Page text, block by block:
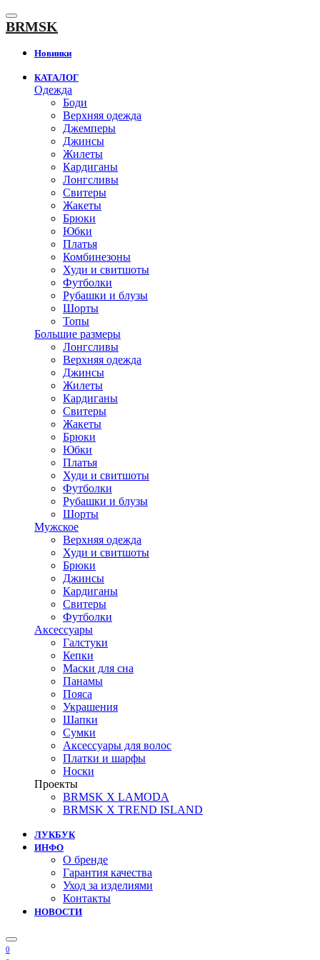
К
содержанию
BRMSK
Новинки
КАТАЛОГ
Одежда
Боди
Верхняя одежда
Джемперы
Джинсы
Жилеты
Кардиганы
Лонгсливы
Свитеры
Жакеты
Брюки
Юбки
Платья
Комбинезоны
Худи и свитшоты
Футболки
Рубашки и блузы
Шорты
Топы
Большие размеры
Лонгсливы
Верхняя одежда
Джинсы
Жилеты
Кардиганы
Свитеры
Жакеты
Брюки
Юбки
Платья
Худи и свитшоты
Футболки
Рубашки и блузы
Шорты
Мужское
Верхняя одежда
Худи и свитшоты
Брюки
Джинсы
Кардиганы
Свитеры
Футболки
Аксессуары
Галстуки
Кепки
Маски для сна
Панамы
Пояса
Украшения
Шапки
Сумки
Аксессуары для волос
Платки и шарфы
Носки
Проекты
BRMSK X LAMODA
BRMSK X TREND ISLAND
ЛУКБУК
ИНФО
О бренде
Гарантия качества
Уход за изделиями
Контакты
НОВОСТИ
0